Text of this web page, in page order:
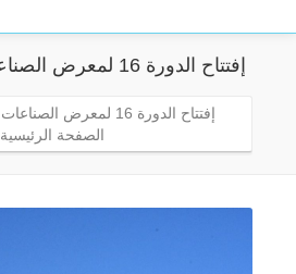
إفتتاح الدورة 16 لمعرض الصناعات التقليدية بنابل
إفتتاح الدورة 16 لمعرض الصناعات التقليدية بنابل
الصفحة الرئيسية